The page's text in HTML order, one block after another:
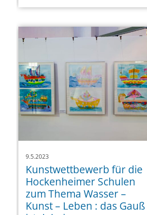
9.5.2023
Kunstwettbewerb für die
Hockenheimer Schulen
zum Thema Wasser –
Kunst – Leben : das Gauß